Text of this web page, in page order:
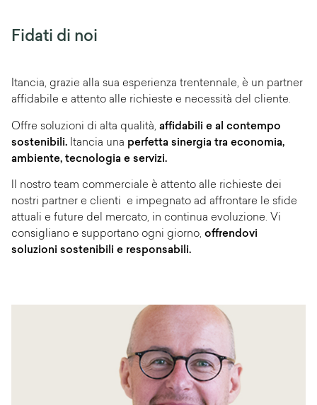
Fidati di noi
Itancia, grazie alla sua esperienza trentennale, è un partner
affidabile e attento alle richieste e necessità del cliente.
Offre soluzioni di alta qualità, affidabili e al contempo
sostenibili. Itancia una perfetta sinergia tra economia,
ambiente, tecnologia e servizi.
ll nostro team commerciale è attento alle richieste dei
nostri partner e clienti e impegnato ad affrontare le sfide
attuali e future del mercato, in continua evoluzione. Vi
consigliano e supportano ogni giorno, offrendovi
soluzioni sostenibili e responsabili.